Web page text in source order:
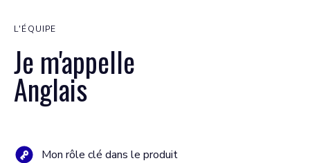
L'ÉQUIPE
Je m'appelle
Anglais
Mon rôle clé dans le produit